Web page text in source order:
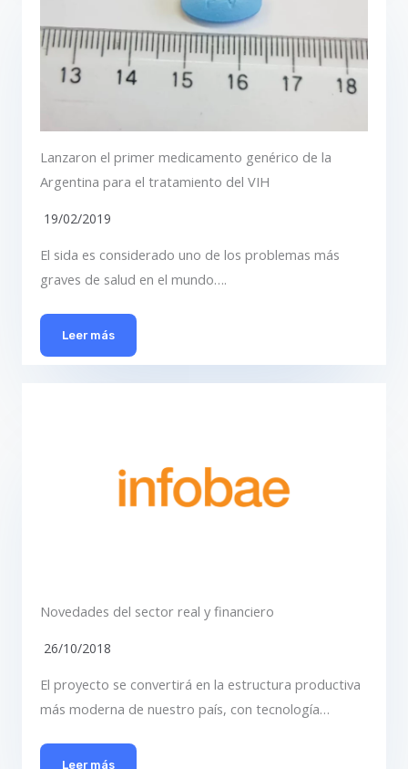
Lanzaron el primer medicamento genérico de la
Argentina para el tratamiento del VIH
19/02/2019
El sida es considerado uno de los problemas más
graves de salud en el mundo….
Leer más
Novedades del sector real y financiero
26/10/2018
El proyecto se convertirá en la estructura productiva
más moderna de nuestro país, con tecnología…
Leer más